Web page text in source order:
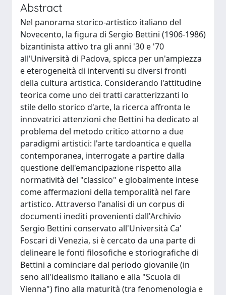
Abstract
Nel panorama storico-artistico italiano del
Novecento, la figura di Sergio Bettini (1906-1986)
bizantinista attivo tra gli anni '30 e '70
all'Università di Padova, spicca per un'ampiezza
e eterogeneità di interventi su diversi fronti
della cultura artistica. Considerando l'attitudine
teorica come uno dei tratti caratterizzanti lo
stile dello storico d'arte, la ricerca affronta le
innovatrici attenzioni che Bettini ha dedicato al
problema del metodo critico attorno a due
paradigmi artistici: l'arte tardoantica e quella
contemporanea, interrogate a partire dalla
questione dell'emancipazione rispetto alla
normatività del "classico" e globalmente intese
come affermazioni della temporalità nel fare
artistico. Attraverso l'analisi di un corpus di
documenti inediti provenienti dall'Archivio
Sergio Bettini conservato all'Università Ca'
Foscari di Venezia, si è cercato da una parte di
delineare le fonti filosofiche e storiografiche di
Bettini a cominciare dal periodo giovanile (in
seno all'idealismo italiano e alla "Scuola di
Vienna") fino alla maturità (tra fenomenologia e